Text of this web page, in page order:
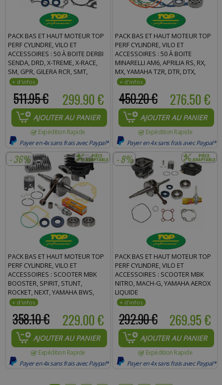
PACK BAS ET HAUT MOTEUR TOP
PERF CYLINDRE, VILO ET
ACCESSOIRES : 50 À BOITE DERBI
SENDA, DRD, X-TREME, X-RACE,
SM, GPR, GILERA RCR, SMT,
APRILIA RS, RX, SX EURO 3
299.90 €
511.95 €
AJOUTER AU PANIER
Expédition Rapide
Payer en 4x sans frais avec Paypal*
PACK BAS ET HAUT MOTEUR TOP
PERF CYLINDRE, VILO ET
ACCESSOIRES : 50 À BOITE
MINARELLI AM6, APRILIA RS, RX,
MX, YAMAHA TZR, DTR, DTX,
PEUGEOT XP6, XPS, BETA RR
276.50 €
450.20 €
AJOUTER AU PANIER
Expédition Rapide
Payer en 4x sans frais avec Paypal*
- 36%
PACK BAS ET HAUT MOTEUR TOP
PERF CYLINDRE, VILO ET
ACCESSOIRES : SCOOTER MBK
BOOSTER, SPIRIT, STUNT,
ROCKET, NEXT, YAMAHA BWS,
SPY, NG, SLIDER
229.00 €
358.10 €
AJOUTER AU PANIER
Expédition Rapide
Payer en 4x sans frais avec Paypal*
- 8%
PACK BAS ET HAUT MOTEUR TOP
PERF CYLINDRE, VILO ET
ACCESSOIRES : SCOOTER MBK
NITRO, MACH-G, YAMAHA AEROX
LIQUIDE
269.95 €
292.90 €
AJOUTER AU PANIER
Expédition Rapide
Payer en 4x sans frais avec Paypal*